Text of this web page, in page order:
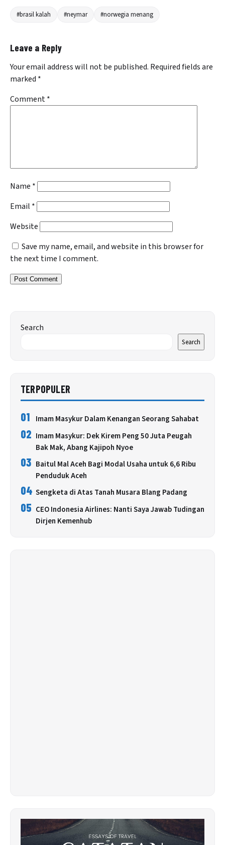
#brasil kalah #neymar #norwegia menang
Leave a Reply
Your email address will not be published. Required fields are
marked *
Comment*
Name *
Email *
Website
Save my name, email, and website in this browser for
the next time I comment.
Search
Search
TERPOPULER
01 Imam Masykur Dalam Kenangan Seorang Sahabat
02 Imam Masykur: Dek Kirem Peng 50 Juta Peugah
Bak Mak, Abang Kajipoh Nyoe
03 Baitul Mal Aceh Bagi Modal Usaha untuk 6,6 Ribu
Penduduk Aceh
04 Sengketa di Atas Tanah Musara Blang Padang
05 CEO Indonesia Airlines: Nanti Saya Jawab Tudingan
Dirjen Kemenhub